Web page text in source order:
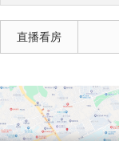
直播看房